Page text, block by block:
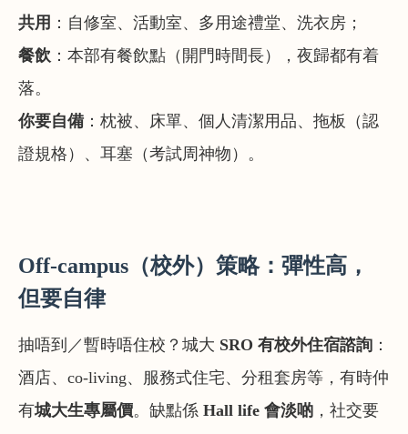
共用 ：自修室、活動室、多用途禮堂、洗衣房；
餐飲 ：本部有餐飲點（開門時間長），夜歸都有着
落。
你要自備：枕被、床單、個人清潔用品、拖板（認
證規格）、耳塞（考試周神物）。
Off-campus（校外）策略：彈性高，
但要自律
抽唔到／暫時唔住校？城大 SRO 有校外住宿諮詢 ：
酒店、co-living、服務式住宅、分租套房等，有時仲
有城大生專屬價。缺點係 Hall life 會淡啲 ，社交要